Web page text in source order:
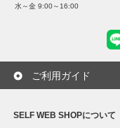
水～金 9:00～16:00
ご利用ガイド
SELF WEB SHOPについて